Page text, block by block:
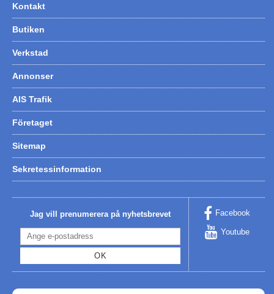
Kontakt
Butiken
Verkstad
Annonser
AIS Trafik
Företaget
Sitemap
Sekretessinformation
Jag vill prenumerera på nyhetsbrevet
OK
Facebook
Youtube